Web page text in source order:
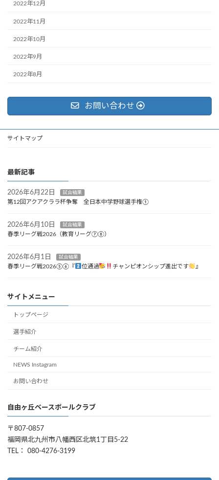
2022年12月
2022年11月
2022年10月
2022年9月
2022年8月
お問い合わせ
サイトマップ
最新記事
2026年6月22日 試合結果
第12回アクアクララ杯争奪 全日本中学野球選手権①
2026年6月10日 試合結果
春季リーグ戦2026（教育リーグ⑦⑧）
2026年6月1日 試合結果
春季リーグ戦2026⑤⑥『 位通過 チャンピオンシップ進出です 』
サイトメニュー
トップページ
選手紹介
チーム紹介
NEWS Instagram
お問い合わせ
自由ヶ丘ベースボールクラブ
〒807-0857
福岡県北九州市八幡西区北筑1丁目5-22
TEL： 080-4276-3199